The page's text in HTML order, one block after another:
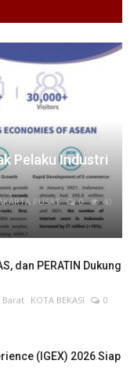
Pelaku Industri
PUSAT 0
40
dan PERATIN Dukung
Barat KOTA BEKASI
0
(IGEX) 2026 Siap